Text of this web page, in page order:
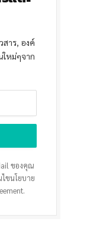
าร, องค์
หม่ๆจาก
ของคุณ
ไขนโยบาย